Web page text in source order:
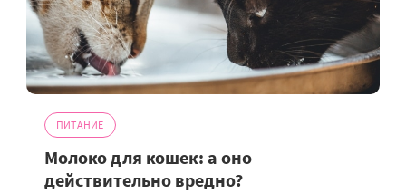
ПИТАНИЕ
Молоко для кошек: а оно
действительно вредно?